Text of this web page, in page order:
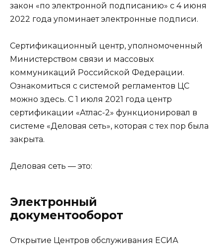
закон «по электронной подписанию» с 4 июня
2022 года упоминает электронные подписи.
Сертификационный центр, уполномоченный
Министерством связи и массовых
коммуникаций Российской Федерации.
Ознакомиться с системой регламентов ЦС
можно здесь. С 1 июля 2021 года центр
сертификации «Атлас-2» функционировал в
системе «Деловая сеть», которая с тех пор была
закрыта.
Деловая сеть — это:
Электронный
документооборот
Открытие Центров обслуживания ЕСИА